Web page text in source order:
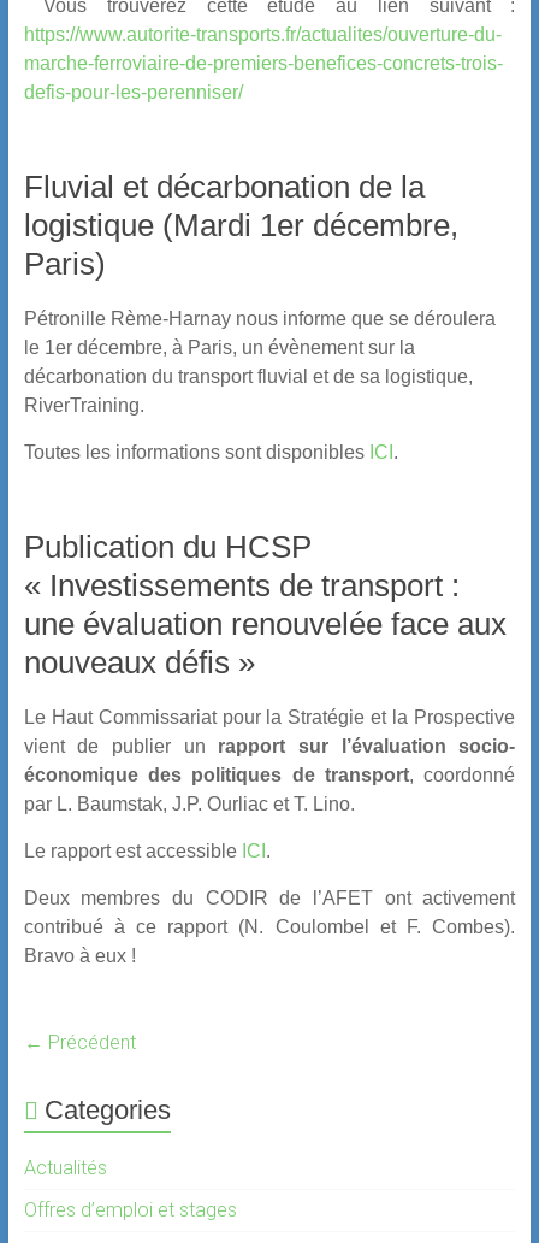
Vous trouverez cette étude au lien suivant :
https://www.autorite-transports.fr/actualites/ouverture-du-
marche-ferroviaire-de-premiers-benefices-concrets-trois-
defis-pour-les-perenniser/
Fluvial et décarbonation de la
logistique (Mardi 1er décembre,
Paris)
Pétronille Rème-Harnay nous informe que se déroulera
le 1er décembre, à Paris, un évènement sur la
décarbonation du transport fluvial et de sa logistique,
RiverTraining.
Toutes les informations sont disponibles ICI .
Publication du HCSP
« Investissements de transport :
une évaluation renouvelée face aux
nouveaux défis »
Le Haut Commissariat pour la Stratégie et la Prospective
vient de publier un rapport sur l’évaluation socio-
économique des politiques de transport, coordonné
par L. Baumstak, J.P. Ourliac et T. Lino.
Le rapport est accessible ICI .
Deux membres du CODIR de l’AFET ont activement
contribué à ce rapport (N. Coulombel et F. Combes).
Bravo à eux !
← Précédent
Categories
Actualités
Offres d’emploi et stages